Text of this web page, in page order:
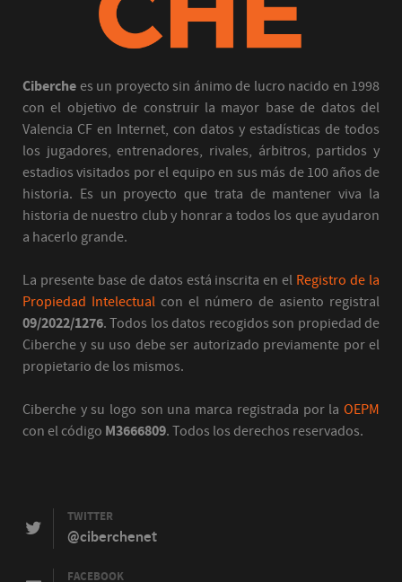
Ciberche es un proyecto sin ánimo de lucro nacido en 1998
con el objetivo de construir la mayor base de datos del
Valencia CF en Internet, con datos y estadísticas de todos
los jugadores, entrenadores, rivales, árbitros, partidos y
estadios visitados por el equipo en sus más de 100 años de
historia. Es un proyecto que trata de mantener viva la
historia de nuestro club y honrar a todos los que ayudaron
a hacerlo grande.
La presente base de datos está inscrita en el Registro de la
Propiedad Intelectual con el número de asiento registral
09/2022/1276. Todos los datos recogidos son propiedad de
Ciberche y su uso debe ser autorizado previamente por el
propietario de los mismos.
Ciberche y su logo son una marca registrada por la OEPM
con el código M3666809. Todos los derechos reservados.
TWITTER
@ciberchenet
FACEBOOK